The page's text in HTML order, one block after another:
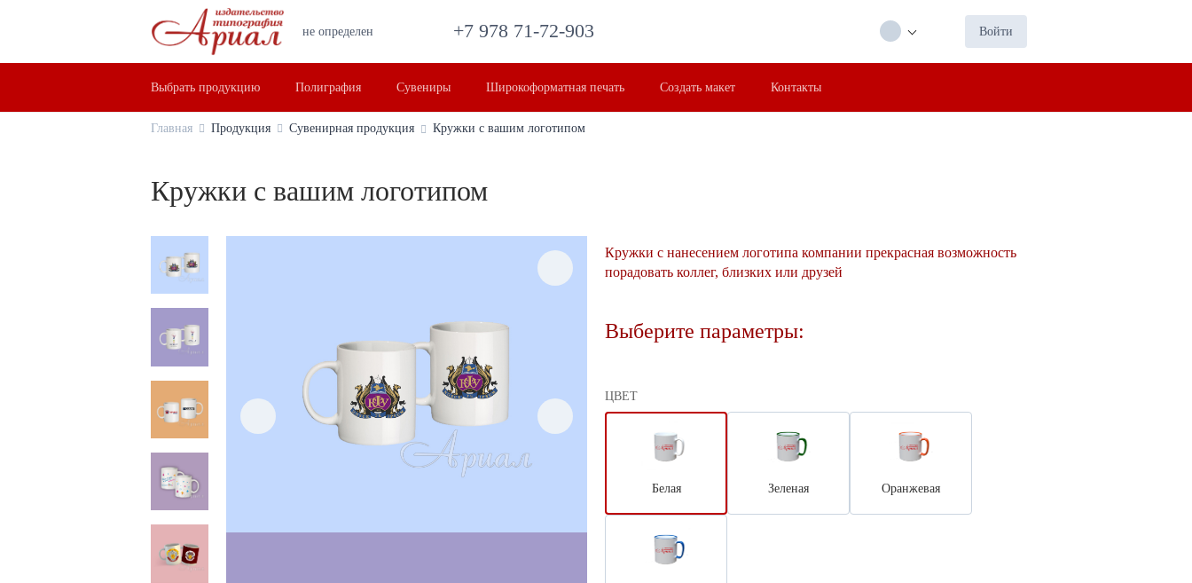
не определен +7 978 71-72-903 Войти
Выбрать продукцию Полиграфия Сувениры Широкоформатная печать Создать макет Контакты
Главная Продукция Сувенирная продукция Кружки с вашим логотипом
Кружки с вашим логотипом
Кружки с нанесением логотипа компании прекрасная возможность
порадовать коллег, близких или друзей
Выберите параметры:
ЦВЕТ
Белая Зеленая Оранжевая